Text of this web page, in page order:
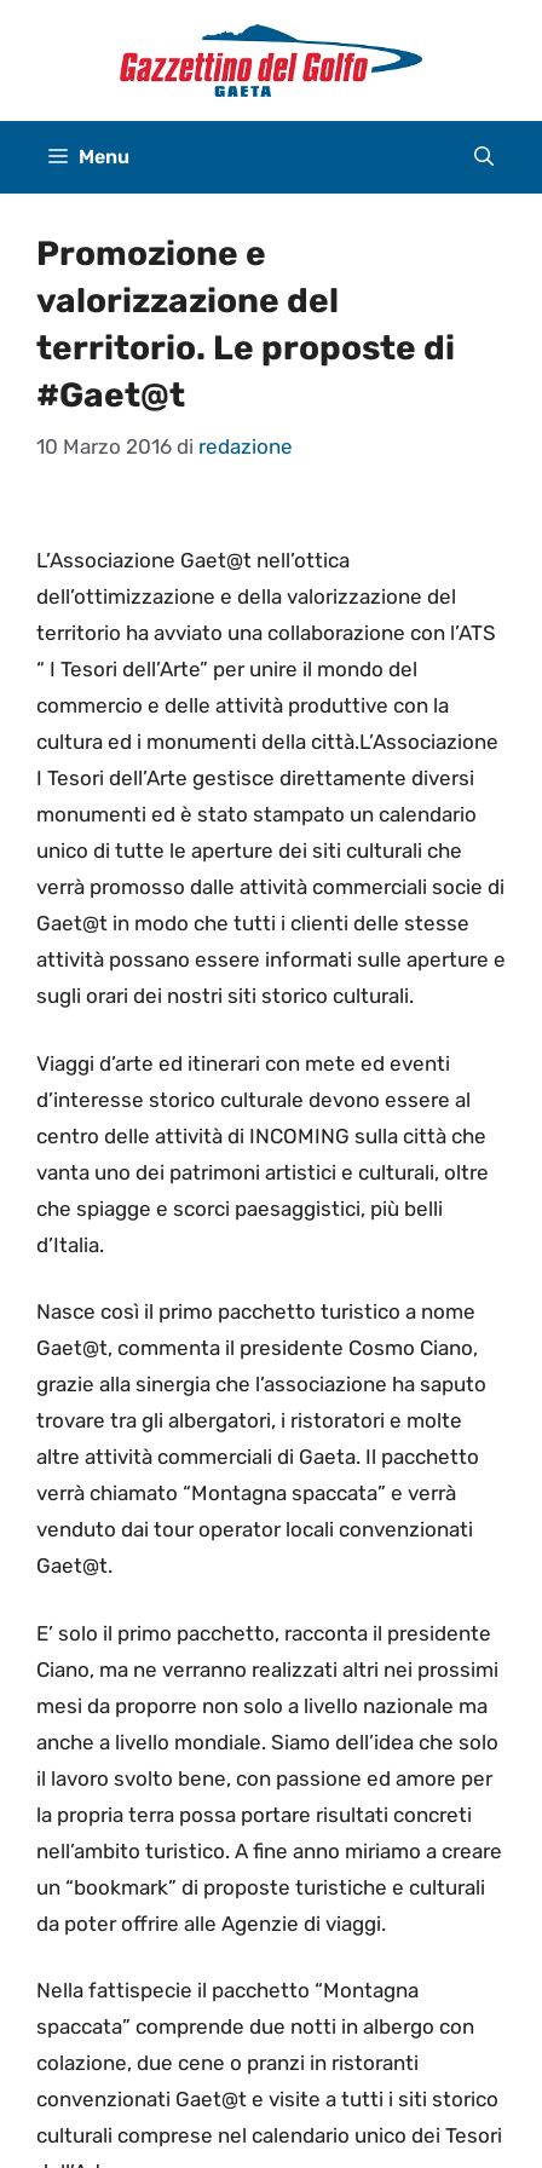
Menu
Promozione e
valorizzazione del
territorio. Le proposte di
#Gaet@t
10 Marzo 2016 di redazione
L’Associazione Gaet@t nell’ottica
dell’ottimizzazione e della valorizzazione del
territorio ha avviato una collaborazione con l’ATS
“ I Tesori dell’Arte” per unire il mondo del
commercio e delle attività produttive con la
cultura ed i monumenti della città.L’Associazione
I Tesori dell’Arte gestisce direttamente diversi
monumenti ed è stato stampato un calendario
unico di tutte le aperture dei siti culturali che
verrà promosso dalle attività commerciali socie di
Gaet@t in modo che tutti i clienti delle stesse
attività possano essere informati sulle aperture e
sugli orari dei nostri siti storico culturali.
Viaggi d’arte ed itinerari con mete ed eventi
d’interesse storico culturale devono essere al
centro delle attività di INCOMING sulla città che
vanta uno dei patrimoni artistici e culturali, oltre
che spiagge e scorci paesaggistici, più belli
d’Italia.
Nasce così il primo pacchetto turistico a nome
Gaet@t, commenta il presidente Cosmo Ciano,
grazie alla sinergia che l’associazione ha saputo
trovare tra gli albergatori, i ristoratori e molte
altre attività commerciali di Gaeta. Il pacchetto
verrà chiamato “Montagna spaccata” e verrà
venduto dai tour operator locali convenzionati
Gaet@t.
E’ solo il primo pacchetto, racconta il presidente
Ciano, ma ne verranno realizzati altri nei prossimi
mesi da proporre non solo a livello nazionale ma
anche a livello mondiale. Siamo dell’idea che solo
il lavoro svolto bene, con passione ed amore per
la propria terra possa portare risultati concreti
nell’ambito turistico. A fine anno miriamo a creare
un “bookmark” di proposte turistiche e culturali
da poter offrire alle Agenzie di viaggi.
Nella fattispecie il pacchetto “Montagna
spaccata” comprende due notti in albergo con
colazione, due cene o pranzi in ristoranti
convenzionati Gaet@t e visite a tutti i siti storico
culturali comprese nel calendario unico dei Tesori